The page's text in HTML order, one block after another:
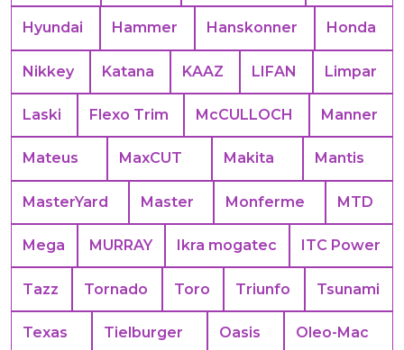
Hyundai Hammer Hanskonner Honda
Nikkey Katana KAAZ LIFAN Limpar
Laski Flexo Trim McCULLOCH Manner
Mateus MaxCUT Makita Mantis
MasterYard Master Monferme MTD
Mega MURRAY Ikra mogatec ITC Power
Tazz Tornado Toro Triunfo Tsunami
Texas Tielburger Oasis Oleo-Mac